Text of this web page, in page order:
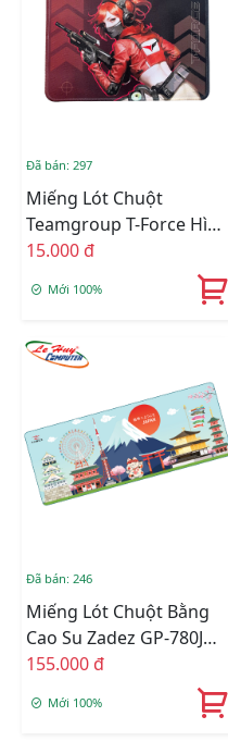
Đã bán: 297
Miếng Lót Chuột
Teamgroup T-Force Hình
Game _MOUSE PAD
TEAMGROUP (26X21X0.3
CM)
15.000 đ
Mới 100%
Đã bán: 246
Miếng Lót Chuột Bằng
Cao Su Zadez GP-780J
(Xanh)
155.000 đ
Mới 100%